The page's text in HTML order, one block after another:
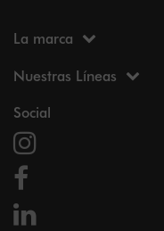
La marca
Nuestras Líneas
Social